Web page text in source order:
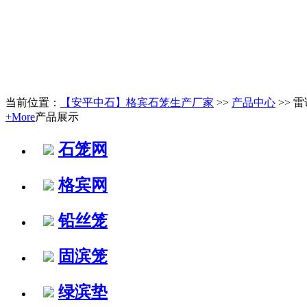
当前位置： 【安平中石】格宾石笼生产厂家 >> 产品中心 >> 雷
+More产品展示
石笼网
格宾网
铅丝笼
固滨笼
绿滨垫